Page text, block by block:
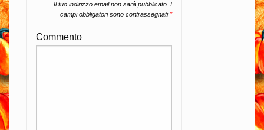
Il tuo indirizzo email non sarà pubblicato. I
campi obbligatori sono contrassegnati*
Commento